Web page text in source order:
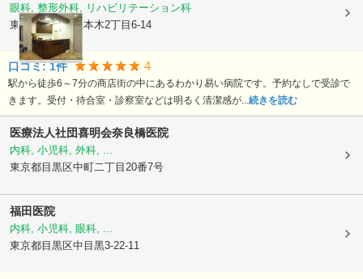
眼科, 整形外科, リハビリテーション科
東京都目黒区五本木2丁目6-14
口コミ:1件 4
駅から徒歩6～7分の商店街の中にあるわかり易い病院です。予約なしで受診で
きます。受付・待合室・診察室などは明るく清潔感が... 続きを読む
医療法人社団喜明会奈良橋医院
内科, 小児科, 外科, ...
東京都目黒区中町二丁目20番7号
福田医院
内科, 小児科, 眼科, ...
東京都目黒区中目黒3-22-11